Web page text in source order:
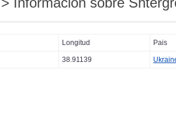
Longitud Pais
38.91139